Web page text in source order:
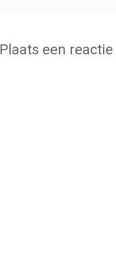
Plaats een reactie